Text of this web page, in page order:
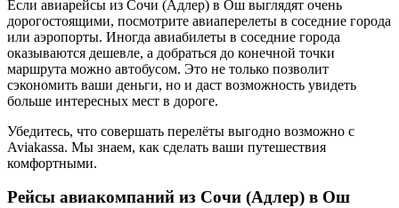
Если авиарейсы из Сочи (Адлер) в Ош выглядят очень
дорогостоящими, посмотрите авиаперелеты в соседние города
или аэропорты. Иногда авиабилеты в соседние города
оказываются дешевле, а добраться до конечной точки
маршрута можно автобусом. Это не только позволит
сэкономить ваши деньги, но и даст возможность увидеть
больше интересных мест в дороге.
Убедитесь, что совершать перелёты выгодно возможно с
Aviakassa. Мы знаем, как сделать ваши путешествия
комфортными.
Рейсы авиакомпаний из Сочи (Адлер) в Ош